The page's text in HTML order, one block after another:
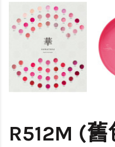
R512M (